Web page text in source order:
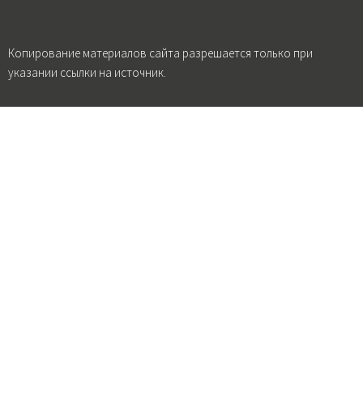
Копирование материалов сайта разрешается только при
указании ссылки на источник.